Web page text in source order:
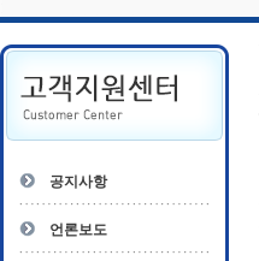
피해상담사란?
자격관리규정
상담사 자격증 확인
- 피해상담사 1급
- 전문수련감독자
- 전문수련기관
공지사항
언론보도